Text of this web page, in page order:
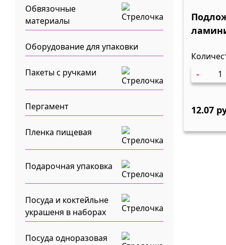
Обвязочные
материалы
Оборудование для упаковки
Пакеты с ручками
Пергамент
Пленка пищевая
Подарочная упаковка
Посуда и коктейльне
украшеня в наборах
Посуда одноразовая
Д-28см
-
12.07